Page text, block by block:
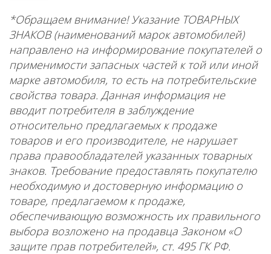
*Обращаем внимание! Указание ТОВАРНЫХ
ЗНАКОВ (наименований марок автомобилей)
направлено на информирование покупателей о
применимости запасных частей к той или иной
марке автомобиля, то есть на потребительские
свойства товара. Данная информация не
вводит потребителя в заблуждение
относительно предлагаемых к продаже
товаров и его производителе, не нарушает
права правообладателей указанных товарных
знаков. Требование предоставлять покупателю
необходимую и достоверную информацию о
товаре, предлагаемом к продаже,
обеспечивающую возможность их правильного
выбора возложено на продавца Законом «О
защите прав потребителей», ст. 495 ГК РФ.